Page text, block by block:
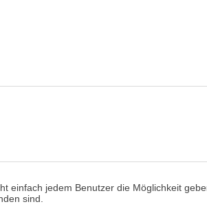
einfach jedem Benutzer die Möglichkeit
sind.